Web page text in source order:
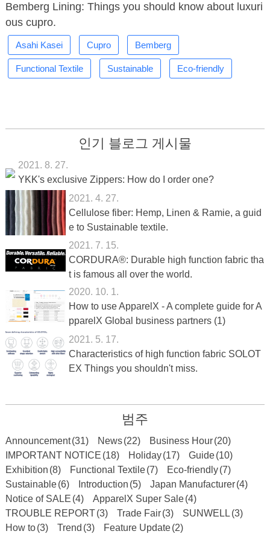
Bemberg Lining: Things you should know about luxuri
ous cupro.
Asahi Kasei Cupro Bemberg
Functional Textile Sustainable Eco-friendly
인기 블로그 게시물
2021. 8. 27.
YKK's exclusive Zippers: How do I order one?
2021. 4. 27.
Cellulose fiber: Hemp, Linen & Ramie, a guid
e to Sustainable textile.
2021. 7. 15.
CORDURA®: Durable high function fabric tha
t is famous all over the world.
2020. 10. 1.
How to use ApparelX - A complete guide for A
pparelX Global business partners (1)
2021. 5. 17.
Characteristics of high function fabric SOLOT
EX Things you shouldn't miss.
범주
Announcement(31) News(22) Business Hour(20)
IMPORTANT NOTICE (18) Holiday(17) Guide(10)
Exhibition (8) Functional Textile(7) Eco-friendly(7)
Sustainable(6) Introduction (5) Japan Manufacturer(4)
Notice of SALE (4) ApparelX Super Sale(4)
TROUBLE REPORT(3) Trade Fair(3) SUNWELL (3)
How to(3) Trend (3) Feature Update(2)